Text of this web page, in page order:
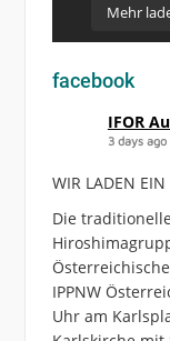
Mehr
facebook
IFOR
3 days ago
WIR LADEN EIN
Die
IPPNW
Uhr am